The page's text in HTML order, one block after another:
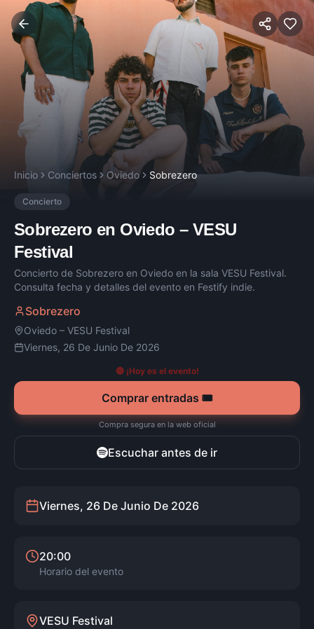
Inicio Conciertos Oviedo Sobrezero
Concierto
Sobrezero en Oviedo – VESU
Festival
Concierto de Sobrezero en Oviedo en la sala VESU Festival.
Consulta fecha y detalles del evento en Festify indie.
Sobrezero
Oviedo – VESU Festival
Viernes, 26 De Junio De 2026
🔴 ¡Hoy es el evento!
Comprar entradas 🎟️
Compra segura en la web oficial
Escuchar antes de ir
Viernes, 26 De Junio De 2026
20:00
Horario del evento
VESU Festival